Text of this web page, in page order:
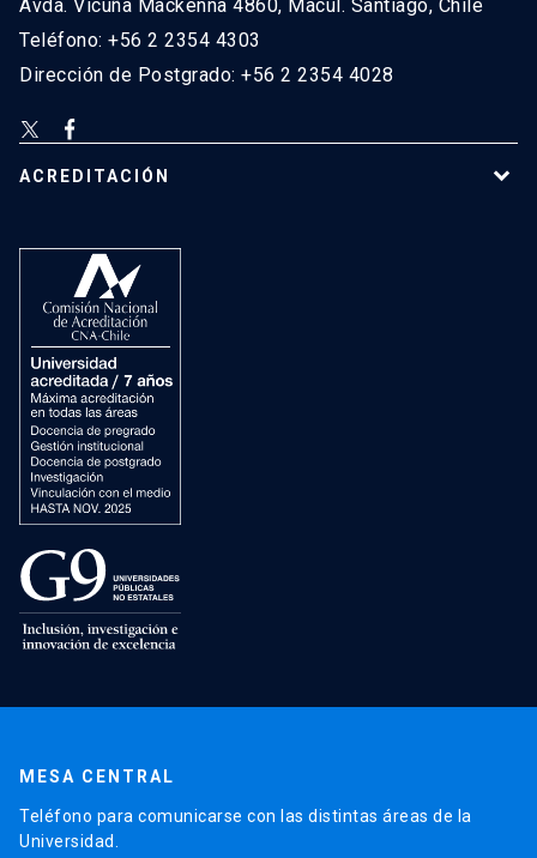
Avda. Vicuña Mackenna 4860, Macul. Santiago, Chile
Teléfono: +56 2 2354 4303
Dirección de Postgrado: +56 2 2354 4028
ACREDITACIÓN
MESA CENTRAL
Teléfono para comunicarse con las distintas áreas de la
Universidad.